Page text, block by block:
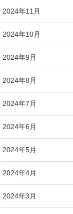
2024年11月
2024年10月
2024年9月
2024年8月
2024年7月
2024年6月
2024年5月
2024年4月
2024年3月